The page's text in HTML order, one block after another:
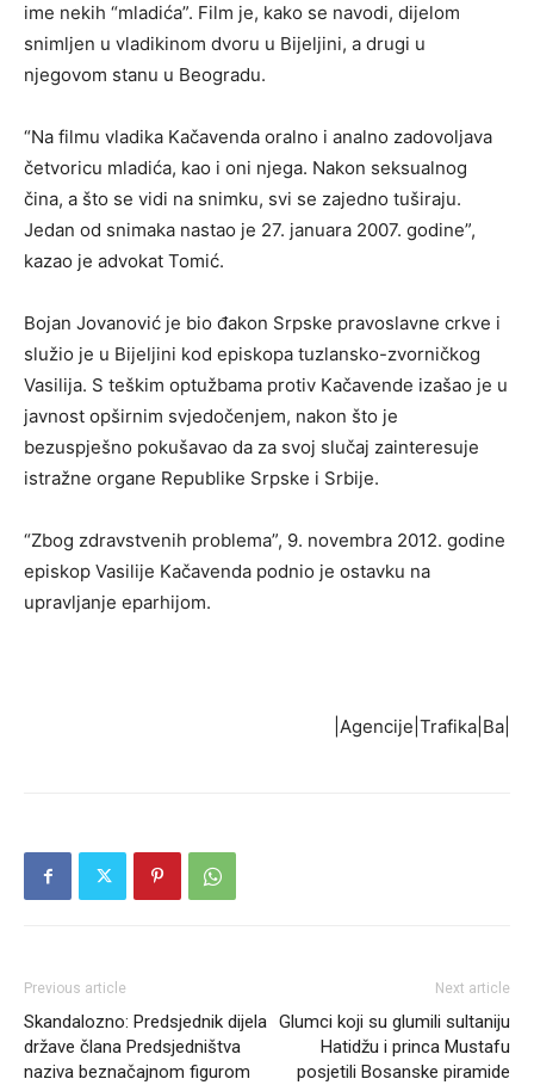
ime nekih “mladića”. Film je, kako se navodi, dijelom
snimljen u vladikinom dvoru u Bijeljini, a drugi u
njegovom stanu u Beogradu.
“Na filmu vladika Kačavenda oralno i analno zadovoljava
četvoricu mladića, kao i oni njega. Nakon seksualnog
čina, a što se vidi na snimku, svi se zajedno tuširaju.
Jedan od snimaka nastao je 27. januara 2007. godine”,
kazao je advokat Tomić.
Bojan Jovanović je bio đakon Srpske pravoslavne crkve i
služio je u Bijeljini kod episkopa tuzlansko-zvorničkog
Vasilija. S teškim optužbama protiv Kačavende izašao je u
javnost opširnim svjedočenjem, nakon što je
bezuspješno pokušavao da za svoj slučaj zainteresuje
istražne organe Republike Srpske i Srbije.
“Zbog zdravstvenih problema”, 9. novembra 2012. godine
episkop Vasilije Kačavenda podnio je ostavku na
upravljanje eparhijom.
|Agencije|Trafika|Ba|
Previous article
Skandalozno: Predsjednik dijela
države člana Predsjedništva
naziva beznačajnom figurom
Next article
Glumci koji su glumili sultaniju
Hatidžu i princa Mustafu
posjetili Bosanske piramide